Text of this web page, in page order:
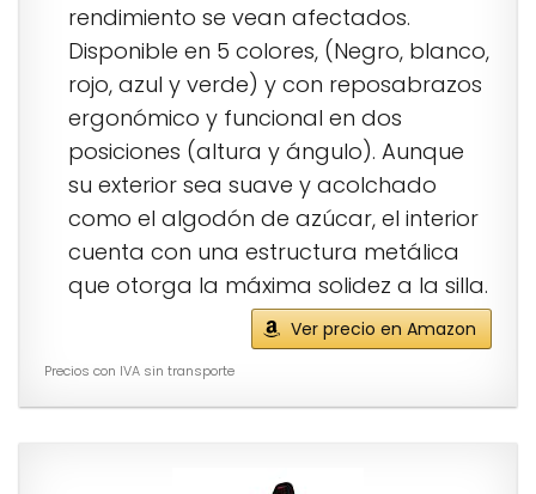
rendimiento se vean afectados.
Disponible en 5 colores, (Negro, blanco,
rojo, azul y verde) y con reposabrazos
ergonómico y funcional en dos
posiciones (altura y ángulo). Aunque
su exterior sea suave y acolchado
como el algodón de azúcar, el interior
cuenta con una estructura metálica
que otorga la máxima solidez a la silla.
Ver precio en Amazon
Precios con IVA sin transporte